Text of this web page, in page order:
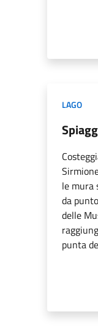
LAGO
le mura
da
delle
punta